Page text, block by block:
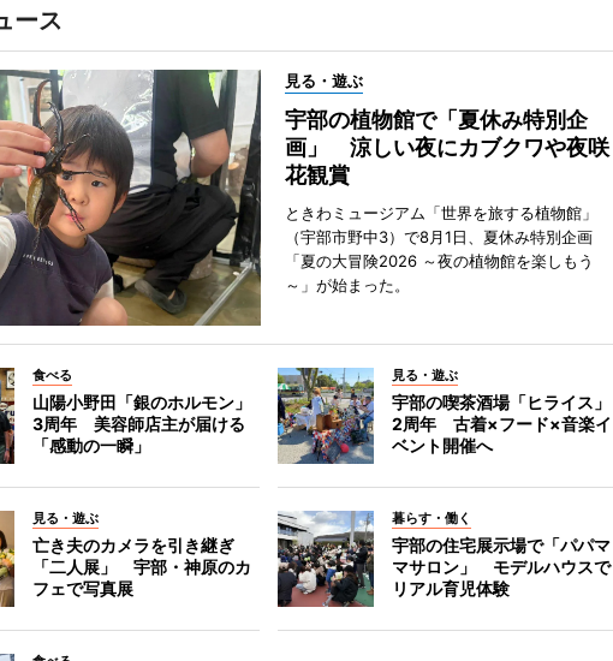
ース
見る・遊ぶ
宇部の植物館で「夏休み特別企
画」 涼しい夜にカブクワや夜咲
花観賞
ときわミュージアム「世界を旅する植物館」
（宇部市野中3）で8月1日、夏休み特別企画
「夏の大冒険2026 ～夜の植物館を楽しもう
～」が始まった。
食べる
山陽小野田「銀のホルモン」
3周年 美容師店主が届ける
「感動の一瞬」
見る・遊ぶ
宇部の喫茶酒場「ヒライス」
2周年 古着×フード×音楽イ
ベント開催へ
見る・遊ぶ
亡き夫のカメラを引き継ぎ
「二人展」 宇部・神原のカ
フェで写真展
暮らす・働く
宇部の住宅展示場で「パパマ
マサロン」 モデルハウスで
リアル育児体験